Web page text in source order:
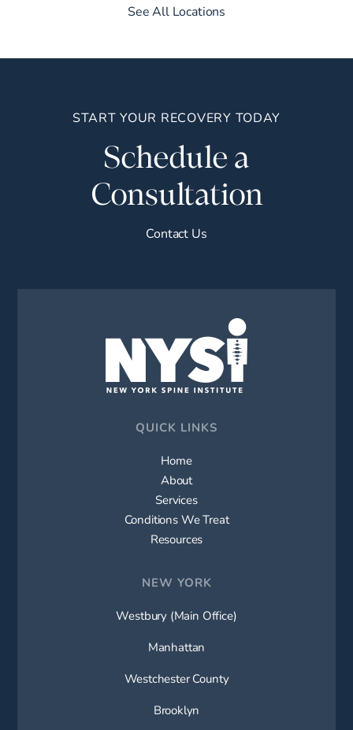
See All Locations
START YOUR RECOVERY TODAY
Schedule a
Consultation
Contact Us
QUICK LINKS
Home
About
Services
Conditions We Treat
Resources
NEW YORK
Westbury (Main Office)
Manhattan
Westchester County
Brooklyn